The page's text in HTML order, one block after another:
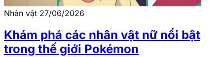
Nhân vật 27/06/2026
Khám phá các nhân vật nữ nổi bật
trong thế giới Pokémon